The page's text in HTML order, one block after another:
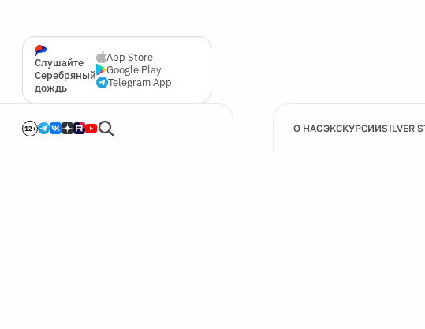
Слушайте
Серебряный
дождь
App Store
Google Play
Telegram App
12+ О НАСЭКСКУРСИИSILVER